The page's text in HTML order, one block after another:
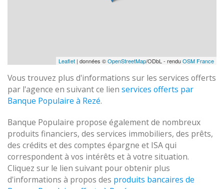
Leaflet | données ©OpenStreetMap/ODbL - renduOSM France
Vous trouvez plus d'informations sur les services offerts
par l'agence en suivant ce lien services offerts par
Banque Populaire à Rezé.
Banque Populaire propose également de nombreux
produits financiers, des services immobiliers, des prêts,
des crédits et des comptes épargne et ISA qui
correspondent à vos intérêts et à votre situation.
Cliquez sur le lien suivant pour obtenir plus
d'informations à propos des produits bancaires de